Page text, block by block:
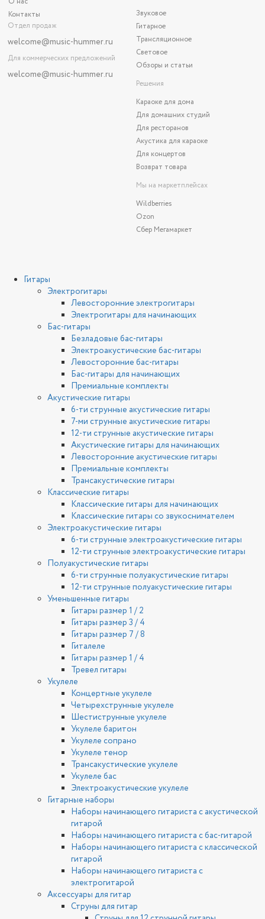
Контакты
Отдел продаж
welcome@music-hummer.ru
Для коммерческих предложений
welcome@music-hummer.ru
Звуковое
Гитарное
Трансляционное
Световое
Обзоры и статьи
Решения
Караоке для дома
Для домашних студий
Для ресторанов
Акустика для караоке
Для концертов
Возврат товара
Мы на маркетплейсах
Wildberries
Ozon
Сбер Мегамаркет
Гитары
Электрогитары
Левосторонние электрогитары
Электрогитары для начинающих
Бас-гитары
Безладовые бас-гитары
Электроакустические бас-гитары
Левосторонние бас-гитары
Бас-гитары для начинающих
Премиальные комплекты
Акустические гитары
6-ти струнные акустические гитары
7-ми струнные акустические гитары
12-ти струнные акустические гитары
Акустические гитары для начинающих
Левосторонние акустические гитары
Премиальные комплекты
Трансакустические гитары
Классические гитары
Классические гитары для начинающих
Классические гитары со звукоснимателем
Электроакустические гитары
6-ти струнные электроакустические гитары
12-ти струнные электроакустические гитары
Полуакустические гитары
6-ти струнные полуакустические гитары
12-ти струнные полуакустические гитары
Уменьшенные гитары
Гитары размер 1 / 2
Гитары размер 3 / 4
Гитары размер 7 / 8
Гиталеле
Гитары размер 1 / 4
Тревел гитары
Укулеле
Концертные укулеле
Четырехструнные укулеле
Шестиструнные укулеле
Укулеле баритон
Укулеле сопрано
Укулеле тенор
Трансакустические укулеле
Укулеле бас
Электроакустические укулеле
Гитарные наборы
Наборы начинающего гитариста с акустической
гитарой
Наборы начинающего гитариста с бас-гитарой
Наборы начинающего гитариста с классической
гитарой
Наборы начинающего гитариста с
электрогитарой
Аксессуары для гитар
Струны для гитар